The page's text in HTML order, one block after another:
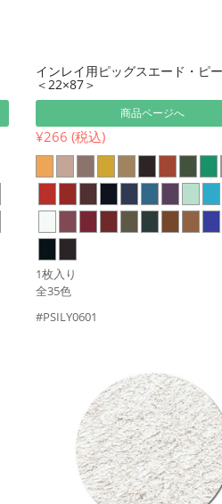
インレイ用ピッグスエード・ピ
＜22×87＞
商品ページへ
¥266 (税込)
1枚入り
全35色
#PSILY0601